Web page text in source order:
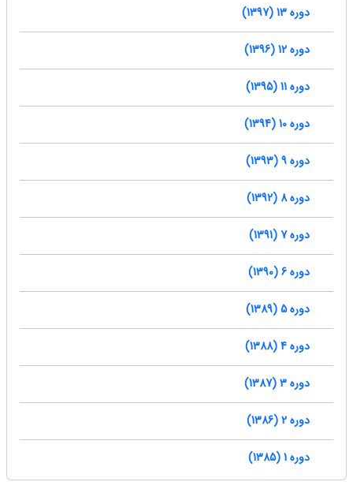
دوره 13 (1397)
دوره 12 (1396)
دوره 11 (1395)
دوره 10 (1394)
دوره 9 (1393)
دوره 8 (1392)
دوره 7 (1391)
دوره 6 (1390)
دوره 5 (1389)
دوره 4 (1388)
دوره 3 (1387)
دوره 2 (1386)
دوره 1 (1385)